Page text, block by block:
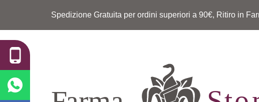
Spedizione Gratuita per ordini superiori a 90€, Ritiro in